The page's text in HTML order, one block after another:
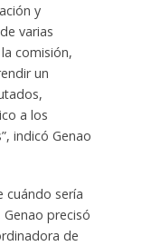
y
varias
comisión,
un
a los
indicó Genao
cuándo sería
precisó
de